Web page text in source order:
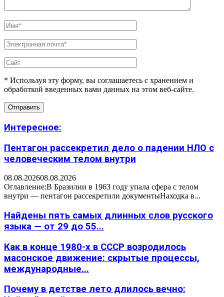
* Используя эту форму, вы соглашаетесь с хранением и
обработкой введенных вами данных на этом веб-сайте.
Интересное:
Пентагон рассекретил дело о падении НЛО с
человеческим телом внутри
08.08.202608.08.2026
Оглавление:В Бразилии в 1963 году упала сфера с телом
внутри — пентагон рассекретили документыНаходка в...
Найдены пять самых длинных слов русского
языка — от 29 до 55...
Как в конце 1980-х в СССР возродилось
масонское движение: скрытые процессы,
международные...
Почему в детстве лето длилось вечно: